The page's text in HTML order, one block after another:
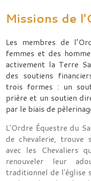
Missions de
Les membres de
femmes et des
activement la Terre
des soutiens
trois formes : un
prière et un soutien
par le biais de
L'Ordre Équestre du
de chevalerie, trouve
avec les Chevaliers
renouveler leur
traditionnel de l'église